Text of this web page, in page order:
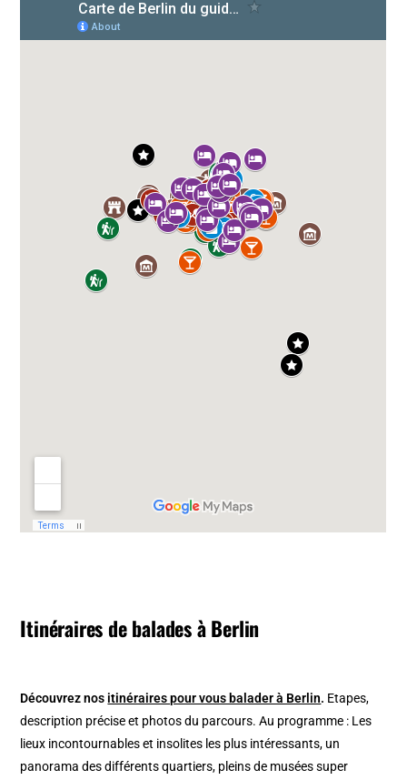
Itinéraires de balades à Berlin
Découvrez nos itinéraires pour vous balader à Berlin. Etapes,
description précise et photos du parcours. Au programme : Les
lieux incontournables et insolites les plus intéressants, un
panorama des différents quartiers, pleins de musées super